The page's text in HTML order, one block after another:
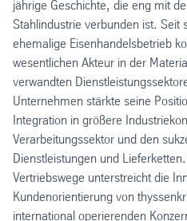
jährige Geschichte, die eng mit
Stahlindustrie verbunden ist. Seit
ehemalige Eisenhandelsbetrieb
wesentlichen Akteur in der
verwandten
Unternehmen stärkte seine
Integration in größere
Verarbeitungssektor und den
Dienstleistungen und
Vertriebswege unterstreicht die
Kundenorientierung von
international operierenden